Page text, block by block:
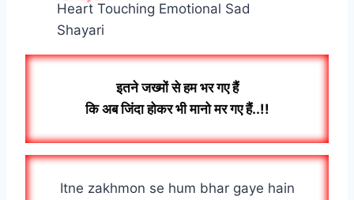
Heart Touching Emotional Sad
Shayari
इतने जख्मों से हम भर गए हैं
कि अब जिंदा होकर भी मानो मर गए हैं..!!
Itne zakhmon se hum bhar gaye hain